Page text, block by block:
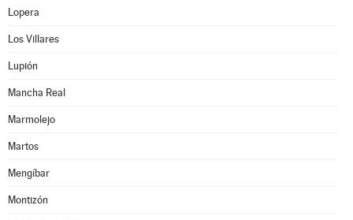
Lopera
Los Villares
Lupión
Mancha Real
Marmolejo
Martos
Mengíbar
Montizón